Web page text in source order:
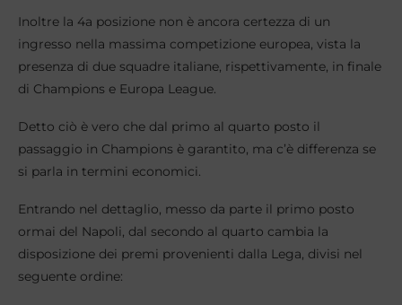
Inoltre la 4a posizione non è ancora certezza di un
ingresso nella massima competizione europea, vista la
presenza di due squadre italiane, rispettivamente, in finale
di Champions e Europa League.
Detto ciò è vero che dal primo al quarto posto il
passaggio in Champions è garantito, ma c’è differenza se
si parla in termini economici.
Entrando nel dettaglio, messo da parte il primo posto
ormai del Napoli, dal secondo al quarto cambia la
disposizione dei premi provenienti dalla Lega, divisi nel
seguente ordine: